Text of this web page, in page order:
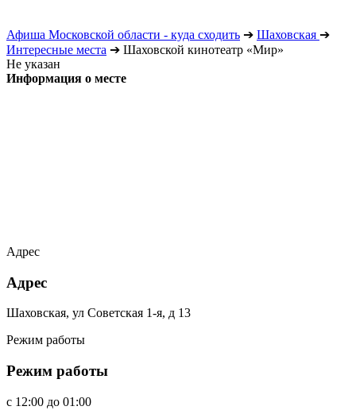
Афиша Московской области - куда сходить ➔ Шаховская ➔
Интересные места ➔ Шаховской кинотеатр «Мир»
Не указан
Информация о месте
Адрес
Адрес
Шаховская, ул Советская 1-я, д 13
Режим работы
Режим работы
c 12:00 до 01:00